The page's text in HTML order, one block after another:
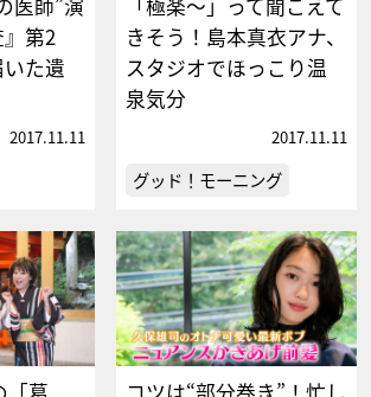
医師”演
第2
た遺
2017.11.11
「極楽〜」って聞こえて
きそう！島本真衣アナ、
スタジオでほっこり温
泉気分
2017.11.11
グッド！モーニング